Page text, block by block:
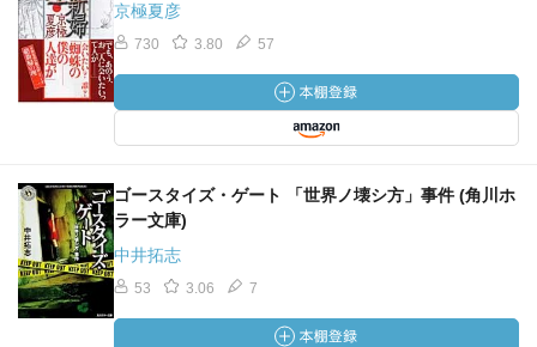
京極夏彦
730 3.80 57
ゴースタイズ・ゲート 「世界ノ壊シ方」事件 (角川ホ
ラー文庫)
中井拓志
53 3.06 7